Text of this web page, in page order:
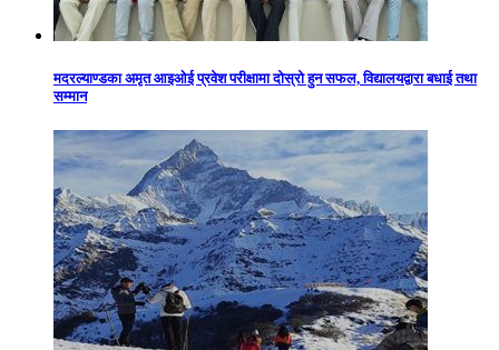
मदरल्याण्डका अमृत आइओई प्रवेश परीक्षामा दोस्रो हुन सफल, विद्यालयद्वारा बधाई तथा
सम्मान